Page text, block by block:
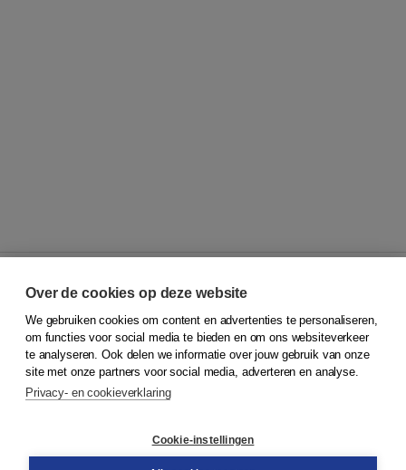
© 2026Koninklijke Boom uitgevers
Klantenservice
Service & informatie
Contact
Over de cookies op deze website
We gebruiken cookies om content en advertenties te personaliseren,
om functies voor social media te bieden en om ons websiteverkeer
te analyseren. Ook delen we informatie over jouw gebruik van onze
site met onze partners voor social media, adverteren en analyse.
Privacy- en cookieverklaring
Cookie-instellingen